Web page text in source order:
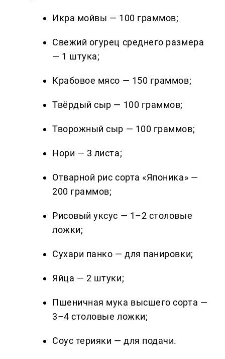
Икра мойвы — 100 граммов;
Свежий огурец среднего размера
— 1 штука;
Крабовое мясо — 150 граммов;
Твёрдый сыр — 100 граммов;
Творожный сыр — 100 граммов;
Нори — 3 листа;
Отварной рис сорта «Японика» —
200 граммов;
Рисовый уксус — 1–2 столовые
ложки;
Сухари панко — для панировки;
Яйца — 2 штуки;
Пшеничная мука высшего сорта —
3–4 столовые ложки;
Соус терияки — для подачи.